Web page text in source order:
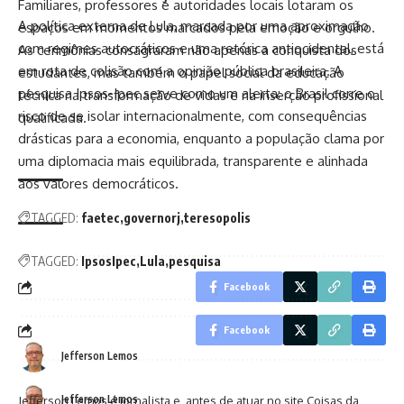
A política externa de Lula, marcada por uma aproximação
com regimes autocráticos e uma retórica antiocidental, está
em rota de colisão com a opinião pública brasileira. A
pesquisa Ipsos-Ipec serve como um alerta: o Brasil corre o
risco de se isolar internacionalmente, com consequências
drásticas para a economia, enquanto a população clama por
uma diplomacia mais equilibrada, transparente e alinhada
aos valores democráticos.
TAGGED: IpsosIpec Lula pesquisa
Facebook
Jefferson Lemos
Familiares, professores e autoridades locais lotaram os
espaços em momentos marcados pela emoção e orgulho.
As cerimônias consagraram não apenas a conquista dos
estudantes, mas também o papel social da educação
técnica na transformação de vidas e na inserção profissional
qualificada.
TAGGED: faetec governorj teresopolis
Facebook
Jefferson Lemos
Jefferson Lemos é jornalista e, antes de atuar no site Coisas da